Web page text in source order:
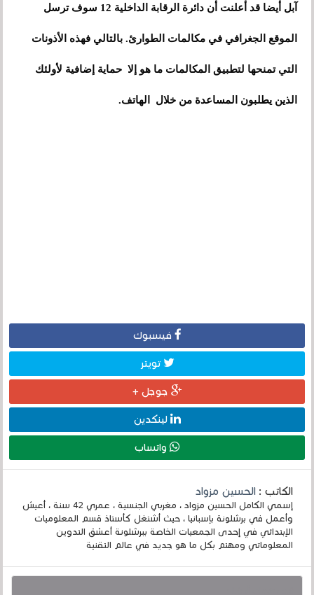
آبل أيضا قد أعلنت أن دائرة الرقابة الداخلية 12 سوف ترسل
الموقع الجغرافي في مكالمات الطوارئ. بالتالي فهذه الأذونات
التي تمنحها لتطبيق المكالمات ما هو إلا حماية إضافية لأولئك
الذين يطلبون المساعدة من خلال الهاتف.
فيسبوك
تويتر
جوجل +
لينكدين
واتساب
الكاتب :الحسين مزواد
إسمي الكامل الحسين مزواد ، مغربي الجنسية ، عمري 42 سنة ، أعيش
وأعمل في برشلونة بإسبانيا ، حيث أشتغل كأستاذ قسم المعلوميات
الإبتدائي في إحدى الجمعيات الخاصة ببرشلونة أعشق التدوين
المعلوماتي ومهتم بكل ما هو جديد في عالم التقنية